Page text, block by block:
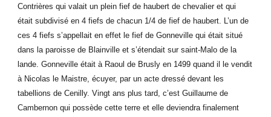
Contrières qui valait un plein fief de haubert de chevalier et qui
était subdivisé en 4 fiefs de chacun 1/4 de fief de haubert. L’un de
ces 4 fiefs s’appellait en effet le fief de Gonneville qui était situé
dans la paroisse de Blainville et s’étendait sur saint-Malo de la
lande. Gonneville était à Raoul de Brusly en 1499 quand il le vendit
à Nicolas le Maistre, écuyer, par un acte dressé devant les
tabellions de Cenilly. Vingt ans plus tard, c’est Guillaume de
Cambernon qui possède cette terre et elle deviendra finalement